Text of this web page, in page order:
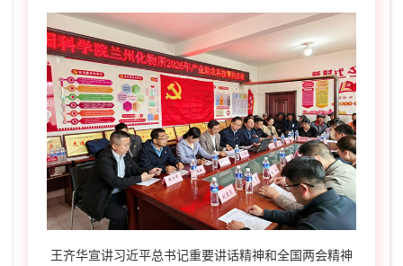
王齐华宣讲习近平总书记重要讲话精神和全国两会精神